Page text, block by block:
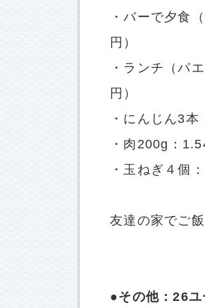
・バーで夕食
円）
・ランチ（パ
円）
・にんじん3本
・肉200g：
・玉ねぎ４個
友達の家でご
●その他：26ユ